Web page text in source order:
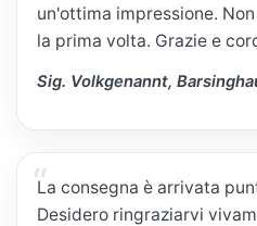
un'ottima impressione.
la prima volta. Grazie e
Sig. Volkgenannt,
La consegna è arrivata
Desidero ringraziarvi